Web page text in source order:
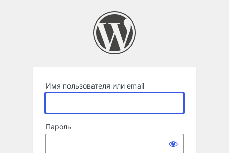
Имя пользователя или email
Пароль